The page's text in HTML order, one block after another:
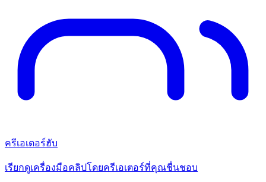
ครีเอเตอร์ฮับ
เรียกดูเครื่องมือคลิปโดยครีเอเตอร์ที่คุณชื่นชอบ